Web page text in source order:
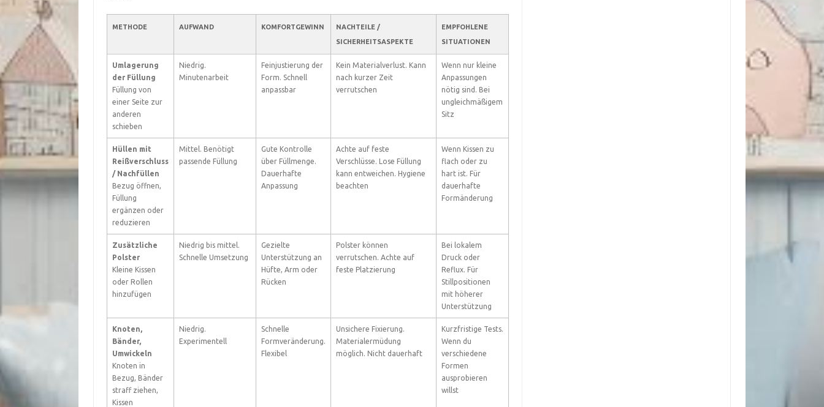
METHODE AUFWAND KOMFORTGEWINN
NACHTEILE /
SICHERHEITSASPEKTE
EMPFOHLENE
SITUATIONEN
Umlagerung
der Füllung
Füllung von
einer Seite zur
anderen
schieben
Niedrig.
Minutenarbeit
Feinjustierung der
Form. Schnell
anpassbar
Kein Materialverlust. Kann
nach kurzer Zeit
verrutschen
Wenn nur kleine
Anpassungen
nötig sind. Bei
ungleichmäßigem
Sitz
Hüllen mit
Reißverschluss
/ Nachfüllen
Bezug öffnen,
Füllung
ergänzen oder
reduzieren
Mittel. Benötigt
passende Füllung
Gute Kontrolle
über Füllmenge.
Dauerhafte
Anpassung
Achte auf feste
Verschlüsse. Lose Füllung
kann entweichen. Hygiene
beachten
Wenn Kissen zu
flach oder zu
hart ist. Für
dauerhafte
Formänderung
Zusätzliche
Polster
Kleine Kissen
oder Rollen
hinzufügen
Niedrig bis mittel.
Schnelle Umsetzung
Gezielte
Unterstützung an
Hüfte, Arm oder
Rücken
Polster können
verrutschen. Achte auf
feste Platzierung
Bei lokalem
Druck oder
Reflux. Für
Stillpositionen
mit höherer
Unterstützung
Knoten,
Bänder,
Umwickeln
Knoten in
Bezug, Bänder
straff ziehen,
Kissen
Niedrig.
Experimentell
Schnelle
Formveränderung.
Flexibel
Unsichere Fixierung.
Materialermüdung
möglich. Nicht dauerhaft
Kurzfristige Tests.
Wenn du
verschiedene
Formen
ausprobieren
willst